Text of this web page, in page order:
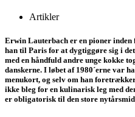
Artikler
Erwin Lauterbach er en pioner inden
han til Paris for at dygtiggøre sig i
med en håndfuld andre unge kokke
danskerne. I løbet af 1980´erne var
menukort, og selv om han
ikke bleg for en kulinarisk leg med
er obligatorisk til den store